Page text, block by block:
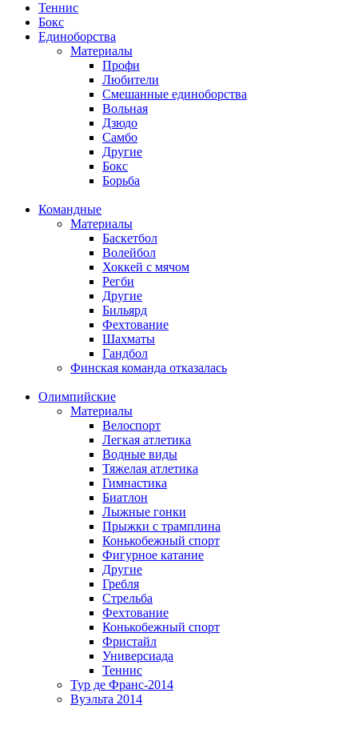
Теннис
Бокс
Единоборства
Материалы
Профи
Любители
Смешанные единоборства
Вольная
Дзюдо
Самбо
Другие
Бокс
Борьба
Командные
Материалы
Баскетбол
Волейбол
Хоккей с мячом
Регби
Другие
Бильярд
Фехтование
Шахматы
Гандбол
Финская команда отказалась
Олимпийские
Материалы
Велоспорт
Легкая атлетика
Водные виды
Тяжелая атлетика
Гимнастика
Биатлон
Лыжные гонки
Прыжки с трамплина
Конькобежный спорт
Фигурное катание
Другие
Гребля
Стрельба
Фехтование
Конькобежный спорт
Фристайл
Универсиада
Теннис
Тур де Франс-2014
Вуэльта 2014